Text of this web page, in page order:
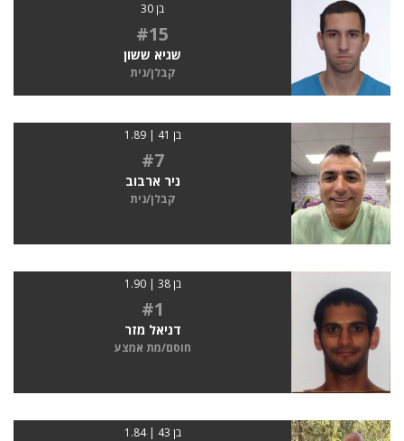
בן 30
#15
שגיא ששון
קבלן/נית
בן 41 | 1.89
#7
ניר ארבוב
קבלן/נית
בן 38 | 1.90
#1
דניאל מזר
חוסם/מת אמצע
בן 43 | 1.84